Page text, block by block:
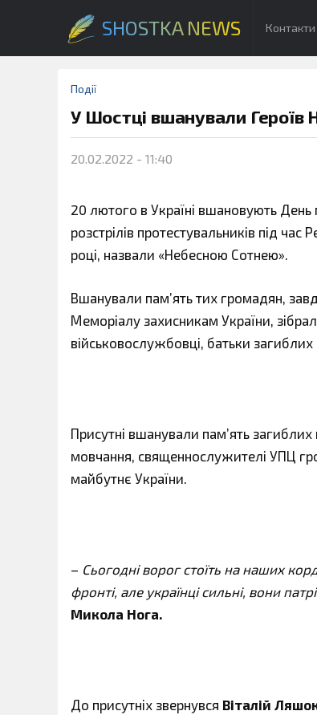
SHOSTKA NEWS Контакти
Події
У Шостці вшанували Героїв
20.02.2022 - 11:40
20 лютого в Україні вшановують День
розстрілів протестувальників під
році, назвали «Небесною Сотнею».
Вшанували пам’ять тих громадян,
Меморіалу захисникам України,
військовослужбовці, батьки
Присутні вшанували пам’ять
мовчання, священнослужителі УПЦ
майбутнє України.
– Сьогодні ворог стоїть на наших
фронті, але українці сильні, вони
Микола Нога.
До присутніх звернувся Віталій